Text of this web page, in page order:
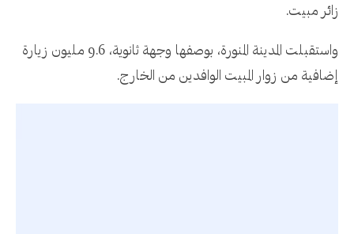
زائر مبيت.
واستقبلت المدينة المنورة، بوصفها وجهة ثانوية، 9.6 مليون زيارة
إضافية من زوار المبيت الوافدين من الخارج.